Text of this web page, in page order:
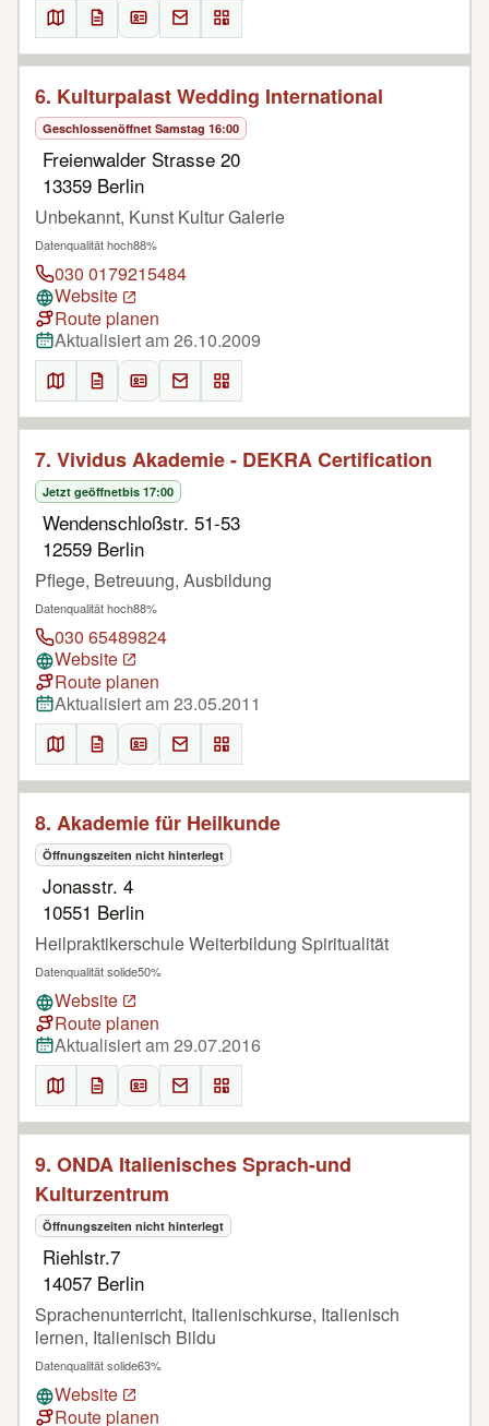
6. Kulturpalast Wedding International
Geschlossenöffnet Samstag 16:00
Freienwalder Strasse 20
13359 Berlin
Unbekannt, Kunst Kultur Galerie
Datenqualität hoch88%
030 0179215484
Website
Route planen
Aktualisiert am 26.10.2009
7. Vividus Akademie - DEKRA Certification
Jetzt geöffnetbis 17:00
Wendenschloßstr. 51-53
12559 Berlin
Pflege, Betreuung, Ausbildung
Datenqualität hoch88%
030 65489824
Website
Route planen
Aktualisiert am 23.05.2011
8. Akademie für Heilkunde
Öffnungszeiten nicht hinterlegt
Jonasstr. 4
10551 Berlin
Heilpraktikerschule Weiterbildung Spiritualität
Datenqualität solide50%
Website
Route planen
Aktualisiert am 29.07.2016
9. ONDA Italienisches Sprach-und
Kulturzentrum
Öffnungszeiten nicht hinterlegt
Riehlstr.7
14057 Berlin
Sprachenunterricht, Italienischkurse, Italienisch
lernen, Italienisch Bildu
Datenqualität solide63%
Website
Route planen